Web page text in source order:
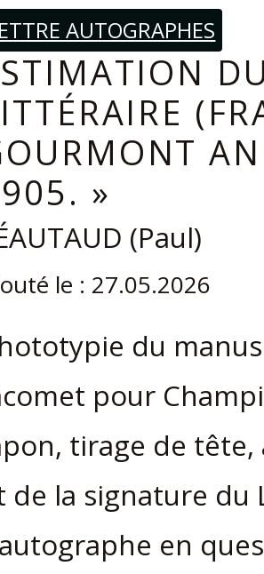
AUTOGRAPHES
»
(Paul)
le : 27.05.2026
du
pour
tirage de
de la signature du
en